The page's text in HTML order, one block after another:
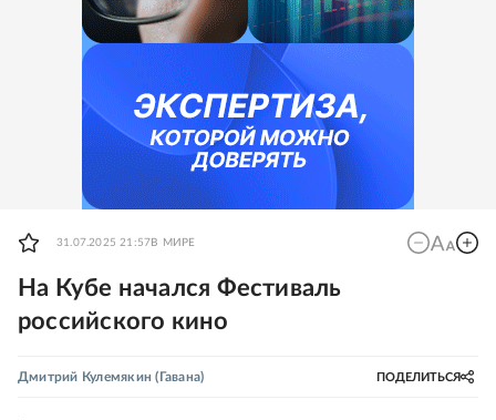
31.07.2025 21:57 В МИРЕ
На Кубе начался Фестиваль
российского кино
Дмитрий Кулемякин (Гавана) ПОДЕЛИТЬСЯ